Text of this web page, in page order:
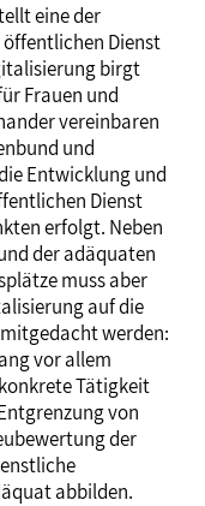
eine der
Dienst
birgt
Frauen und
vereinbaren
und
Entwicklung und
Dienst
erfolgt. Neben
der adäquaten
muss aber
auf die
werden:
vor allem
Tätigkeit
von
der
abbilden.